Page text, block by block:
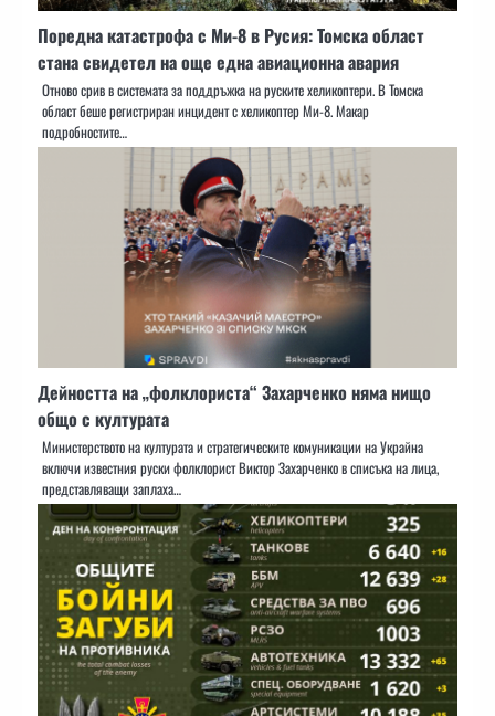
Поредна катастрофа с Ми-8 в Русия: Томска област
стана свидетел на още една авиационна авария
Отново срив в системата за поддръжка на руските хеликоптери. В Томска
област беше регистриран инцидент с хеликоптер Ми-8. Макар
подробностите…
Дейността на „фолклориста“ Захарченко няма нищо
общо с културата
Министерството на културата и стратегическите комуникации на Украйна
включи известния руски фолклорист Виктор Захарченко в списъка на лица,
представляващи заплаха…